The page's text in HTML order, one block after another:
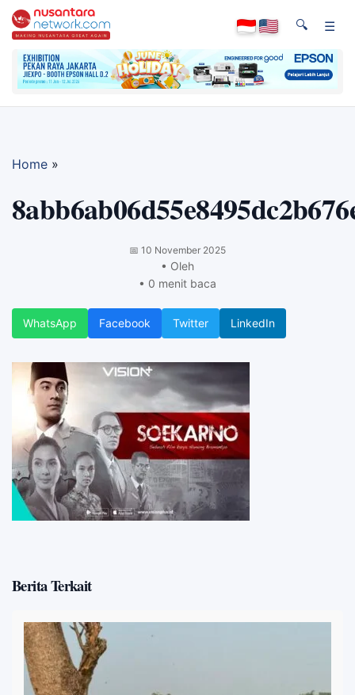
🔍 ☰
Home »
📅 10 November 2025
• Oleh
• 0 menit baca
WhatsApp Facebook Twitter LinkedIn
Berita Terkait